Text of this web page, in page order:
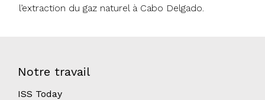
l’extraction du gaz naturel à Cabo Delgado.
Notre travail
ISS Today